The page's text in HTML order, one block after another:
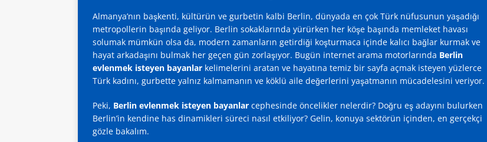
Almanya’nın başkenti, kültürün ve gurbetin kalbi Berlin, dünyada en çok Türk nüfusunun yaşadığı
metropollerin başında geliyor. Berlin sokaklarında yürürken her köşe başında memleket havası
solumak mümkün olsa da, modern zamanların getirdiği koşturmaca içinde kalıcı bağlar kurmak ve
hayat arkadaşını bulmak her geçen gün zorlaşıyor. Bugün internet arama motorlarında Berlin
evlenmek isteyen bayanlar kelimelerini aratan ve hayatına temiz bir sayfa açmak isteyen yüzlerce
Türk kadını, gurbette yalnız kalmamanın ve köklü aile değerlerini yaşatmanın mücadelesini veriyor.
Peki, Berlin evlenmek isteyen bayanlar cephesinde öncelikler nelerdir? Doğru eş adayını bulurken
Berlin’in kendine has dinamikleri süreci nasıl etkiliyor? Gelin, konuya sektörün içinden, en gerçekçi
gözle bakalım.